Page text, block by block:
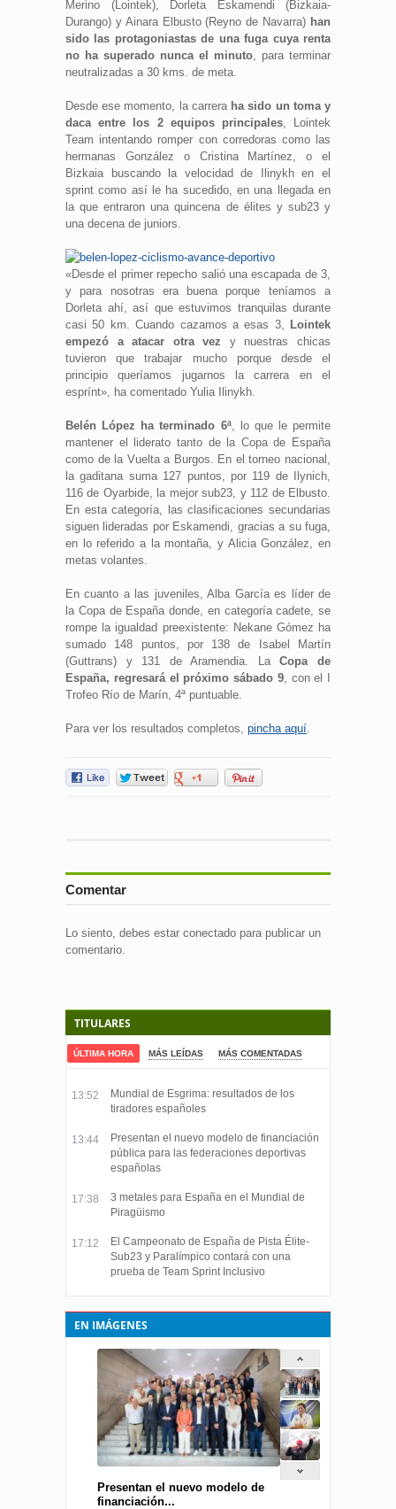
Merino (Lointek), Dorleta Eskamendi (Bizkaia-
Durango) y Ainara Elbusto (Reyno de Navarra) han
sido las protagoniastas de una fuga cuya renta
no ha superado nunca el minuto, para terminar
neutralizadas a 30 kms. de meta.
Desde ese momento, la carreraha sido un toma y
daca entre los 2 equipos principales, Lointek
Team intentando romper con corredoras como las
hermanas González o Cristina Martínez, o el
Bizkaia buscando la velocidad de Ilinykh en el
sprint como así le ha sucedido, en una llegada en
la que entraron una quincena de élites y sub23 y
una decena de juniors.
«Desde el primer repecho salió una escapada de 3,
y para nosotras era buena porque teníamos a
Dorleta ahí, así que estuvimos tranquilas durante
casi 50 km. Cuando cazamos a esas 3, Lointek
empezó a atacar otra vez y nuestras chicas
tuvieron que trabajar mucho porque desde el
principio queríamos jugarnos la carrera en el
esprínt», ha comentado Yulia Ilinykh.
Belén López ha terminado 6ª, lo que le permite
mantener el liderato tanto de la Copa de España
como de la Vuelta a Burgos. En el torneo nacional,
la gaditana suma 127 puntos, por 119 de Ilynich,
116 de Oyarbide, la mejor sub23, y 112 de Elbusto.
En esta categoría, las clasificaciones secundarias
siguen lideradas por Eskamendi, gracias a su fuga,
en lo referido a la montaña, y Alicia González, en
metas volantes.
En cuanto a las juveniles, Alba García es líder de
la Copa de España donde, en categoría cadete, se
rompe la igualdad preexistente: Nekane Gómez ha
sumado 148 puntos, por 138 de Isabel Martín
(Guttrans) y 131 de Aramendia. LaCopa de
España, regresará el próximo sábado 9, con el I
Trofeo Río de Marín, 4ª puntuable.
Para ver los resultados completos, pincha aquí.
Comentar
Lo siento, debes estar conectado para publicar un
comentario.
TITULARES
ÚLTIMA HORA MÁS LEÍDAS MÁS COMENTADAS
13:52
Mundial de Esgrima: resultados de los
tiradores españoles
13:44
Presentan el nuevo modelo de financiación
pública para las federaciones deportivas
españolas
17:38
3 metales para España en el Mundial de
Piragüismo
17:12
El Campeonato de España de Pista Élite-
Sub23 y Paralímpico contará con una
prueba de Team Sprint Inclusivo
EN IMÁGENES
Presentan el nuevo modelo de
financiación...